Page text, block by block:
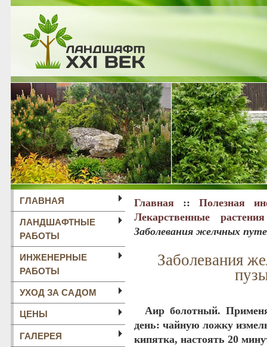
ГЛАВНАЯ
ЛАНДШАФТНЫЕ
РАБОТЫ
ИНЖЕНЕРНЫЕ
РАБОТЫ
УХОД ЗА САДОМ
ЦЕНЫ
ГАЛЕРЕЯ
Главная:: Полезная
Лекарственные
Заболевания желчных
Заболевания
Аир болотный.
день: чайную ложку
кипятка, настоять 20